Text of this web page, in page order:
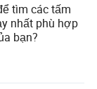
tìm các tấm
nhất phù hợp
bạn?